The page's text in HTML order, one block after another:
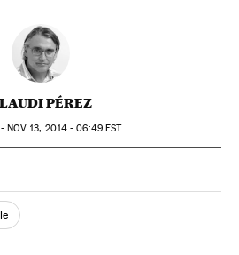
PÉREZ
NOV 13, 2014 - 06:49EST
Twitter
Redes Sociales